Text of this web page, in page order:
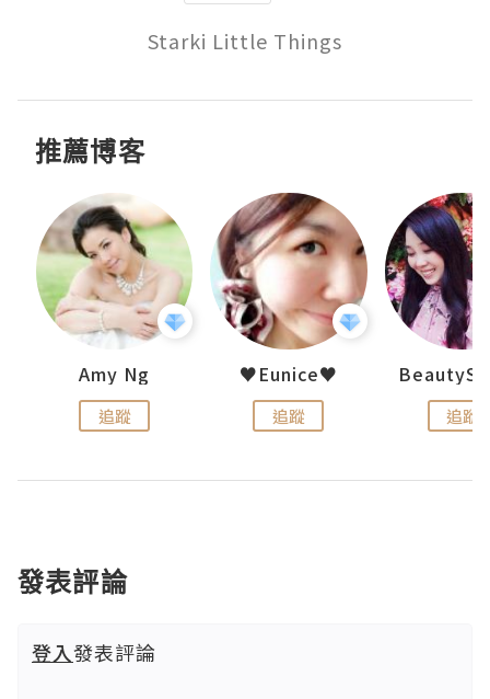
Starki Little Things
推薦博客
Amy Ng
追蹤
♥Eunice♥
追蹤 追蹤
發表評論
登入發表評論